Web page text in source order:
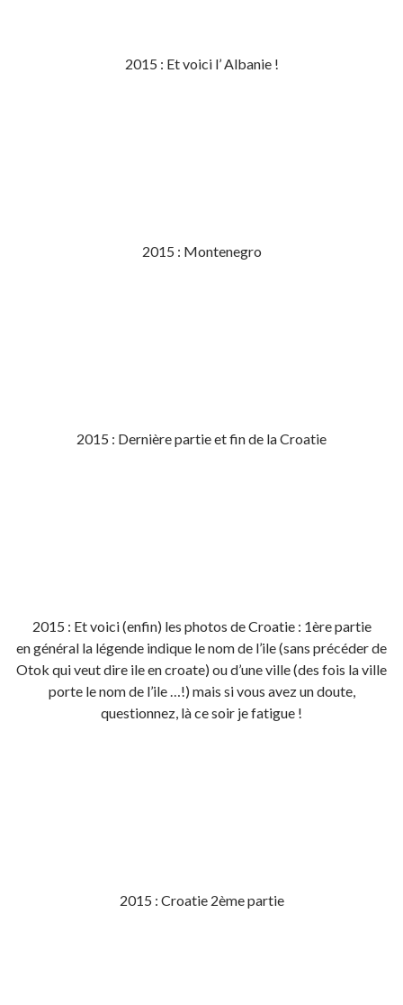
2015 : Et voici l’ Albanie !
2015 : Montenegro
2015 : Dernière partie et fin de la Croatie
2015 : Et voici (enfin) les photos de Croatie : 1ère partie
en général la légende indique le nom de l’ile (sans précéder de
Otok qui veut dire ile en croate) ou d’une ville (des fois la ville
porte le nom de l’ile …!) mais si vous avez un doute,
questionnez, là ce soir je fatigue !
2015 : Croatie 2ème partie